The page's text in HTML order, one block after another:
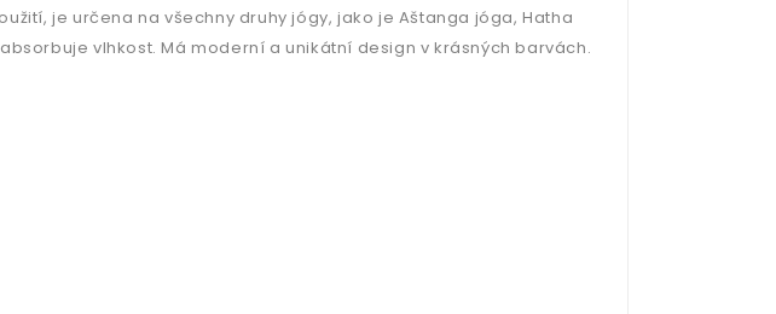
je určena na všechny druhy jógy, jako je Aštanga jóga, Hatha
vlhkost. Má moderní a unikátní design v krásných barvách.